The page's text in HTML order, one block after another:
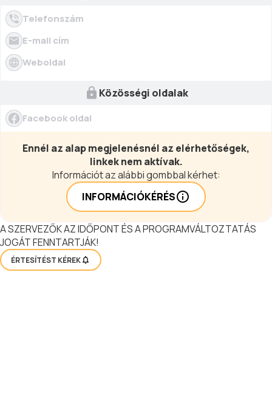
Telefonszám
E-mail cím
Weboldal
Közösségi oldalak
Facebook oldal
Ennél az alap megjelenésnél az elérhetőségek,
linkek nem aktívak.
Információt az alábbi gombbal kérhet:
INFORMÁCIÓKÉRÉS
A SZERVEZŐK AZ IDŐPONT ÉS A PROGRAMVÁLTOZTATÁS
JOGÁT FENNTARTJÁK!
ÉRTESÍTÉST KÉREK